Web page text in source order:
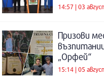
14:57 | 03
Призови
„Орфей“
15:14 | 05